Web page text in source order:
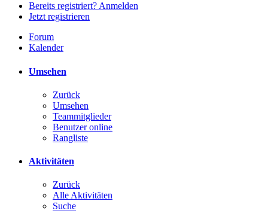
Bereits registriert? Anmelden
Jetzt registrieren
Forum
Kalender
Umsehen
Zurück
Umsehen
Teammitglieder
Benutzer online
Rangliste
Aktivitäten
Zurück
Alle Aktivitäten
Suche